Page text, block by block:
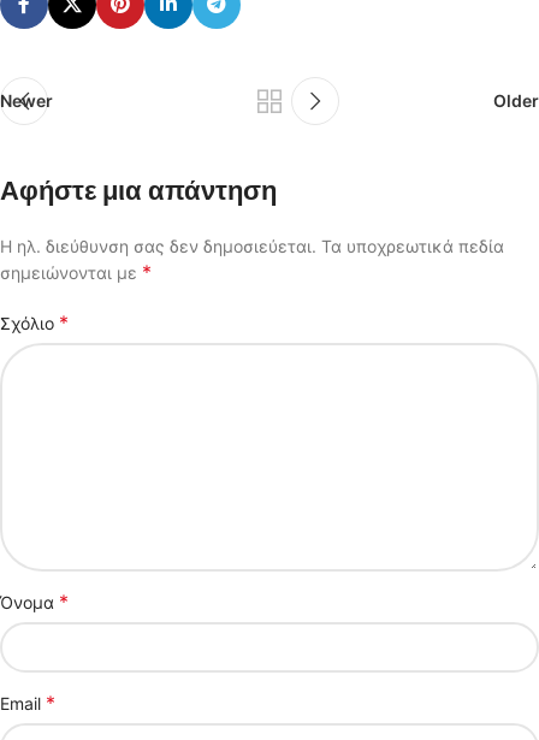
Newer Older
Αφήστε μια απάντηση
Η ηλ. διεύθυνση σας δεν δημοσιεύεται. Τα υποχρεωτικά πεδία
σημειώνονται με *
Σχόλιο *
Όνομα *
Email *